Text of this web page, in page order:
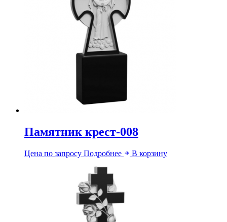
Памятник крест-008
Цена по запросу Подробнее В корзину